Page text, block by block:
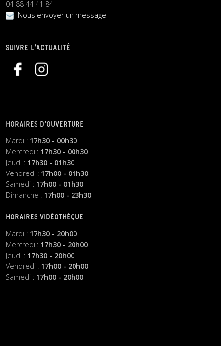
04 88 44 41 84
Nous envoyer un message
SUIVRE L’ACTUALITÉ
HORAIRES D’OUVERTURE
Mardi : 17h30 - 00h30
Mercredi : 17h30 - 00h30
Jeudi : 17h30 - 01h30
Vendredi : 17h00 - 01h30
Samedi : 17h00 - 01h30
Dimanche : 17h00 - 23h30
HORAIRES VIDÉOTHÈQUE
Mardi : 17h30 - 20h00
Mercredi : 17h30 - 20h00
Jeudi : 17h30 - 20h00
Vendredi : 17h00 - 20h00
Samedi : 17h00 - 20h00